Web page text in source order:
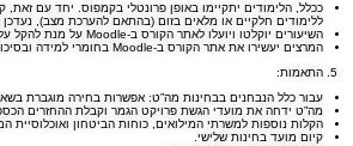
ככלל, הלימודים יתקיימו באופן פרונטלי בקמפוס. יחד עם זאת,
ללימודים חלקיים או מלאים בזום (בהתאם להערכת מצב), נעדכן
השיעורים יוקלטו ויועלו לאתר הקורס ב-Moodle על מנת להקל על משרתי המילואים.
המרצים יעשירו את אתר הקורס ב-Moodle בחומרי למידה ובסיכומי השיעורים.
התאמות:
עבור כלל הנבחנים בבחינות מה”ט: אפשרות בחירה מוגברת
מה”ט ידחה את מועדי הגשת פרויקט הגמר וקבלת ההחזרים
הקלות נוספות למשרתי המילואים, כוחות הביטחון ואוכלוסיית
קיום מועד בחינות שלישי.